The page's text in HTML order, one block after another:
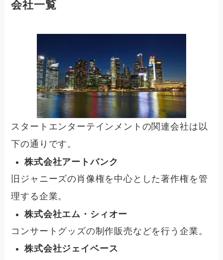
会社一覧
スタートエンターテインメントの関連会社は以
下の通りです。
株式会社アートバンク
旧ジャニーズの肖像権を中心とした著作権を管
理する企業。
株式会社エム・シィオー
コンサートグッズの制作販売などを行う企業。
株式会社ジェイベース